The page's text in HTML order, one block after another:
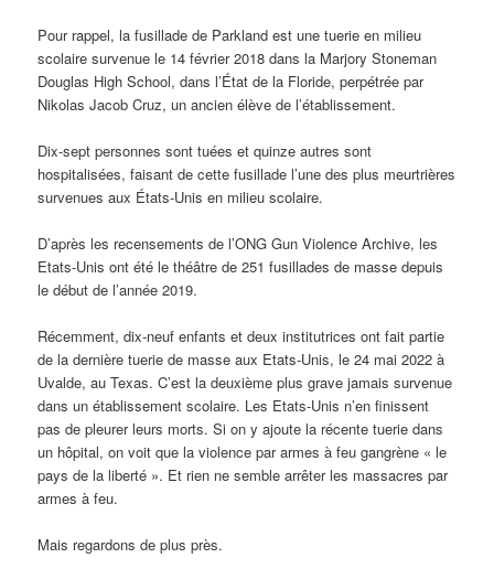
Pour rappel, la fusillade de Parkland est une tuerie en milieu
scolaire survenue le 14 février 2018 dans la Marjory Stoneman
Douglas High School, dans l’État de la Floride, perpétrée par
Nikolas Jacob Cruz, un ancien élève de l’établissement.
Dix-sept personnes sont tuées et quinze autres sont
hospitalisées, faisant de cette fusillade l’une des plus meurtrières
survenues aux États-Unis en milieu scolaire.
D’après les recensements de l’ONG Gun Violence Archive, les
Etats-Unis ont été le théâtre de 251 fusillades de masse depuis
le début de l’année 2019.
Récemment, dix-neuf enfants et deux institutrices ont fait partie
de la dernière tuerie de masse aux Etats-Unis, le 24 mai 2022 à
Uvalde, au Texas. C’est la deuxième plus grave jamais survenue
dans un établissement scolaire. Les Etats-Unis n’en finissent
pas de pleurer leurs morts. Si on y ajoute la récente tuerie dans
un hôpital, on voit que la violence par armes à feu gangrène « le
pays de la liberté ». Et rien ne semble arrêter les massacres par
armes à feu.
Mais regardons de plus près.